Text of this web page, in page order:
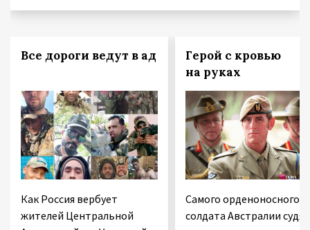
Все дороги ведут в ад
Как Россия вербует
жителей Центральной
Герой с кровью
на руках
Самого орденоносного
солдата Австралии судят